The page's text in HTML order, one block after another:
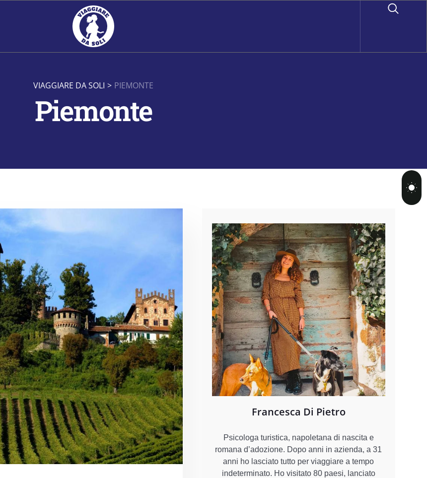
VIAGGIARE DA SOLI > PIEMONTE
Piemonte
Francesca Di Pietro
Psicologa turistica, napoletana di nascita e
romana d’adozione. Dopo anni in azienda, a 31
anni ho lasciato tutto per viaggiare a tempo
indeterminato. Ho visitato 80 paesi, lanciato